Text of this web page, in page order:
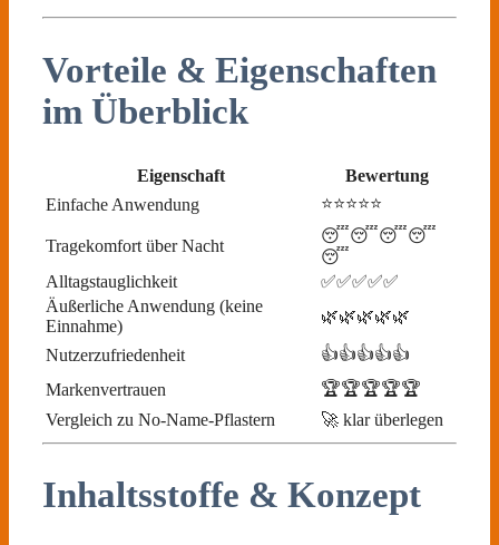
Vorteile & Eigenschaften
im Überblick
Eigenschaft
Bewertung
Einfache Anwendung
⭐⭐⭐⭐⭐
Tragekomfort über Nacht
😴😴😴😴
😴
Alltagstauglichkeit
✅✅✅✅✅
Äußerliche Anwendung (keine
Einnahme)
🌿🌿🌿🌿🌿
Nutzerzufriedenheit
👍👍👍👍👍
Markenvertrauen
🏆🏆🏆🏆🏆
Vergleich zu No-Name-Pflastern
🚀 klar überlegen
Inhaltsstoffe & Konzept